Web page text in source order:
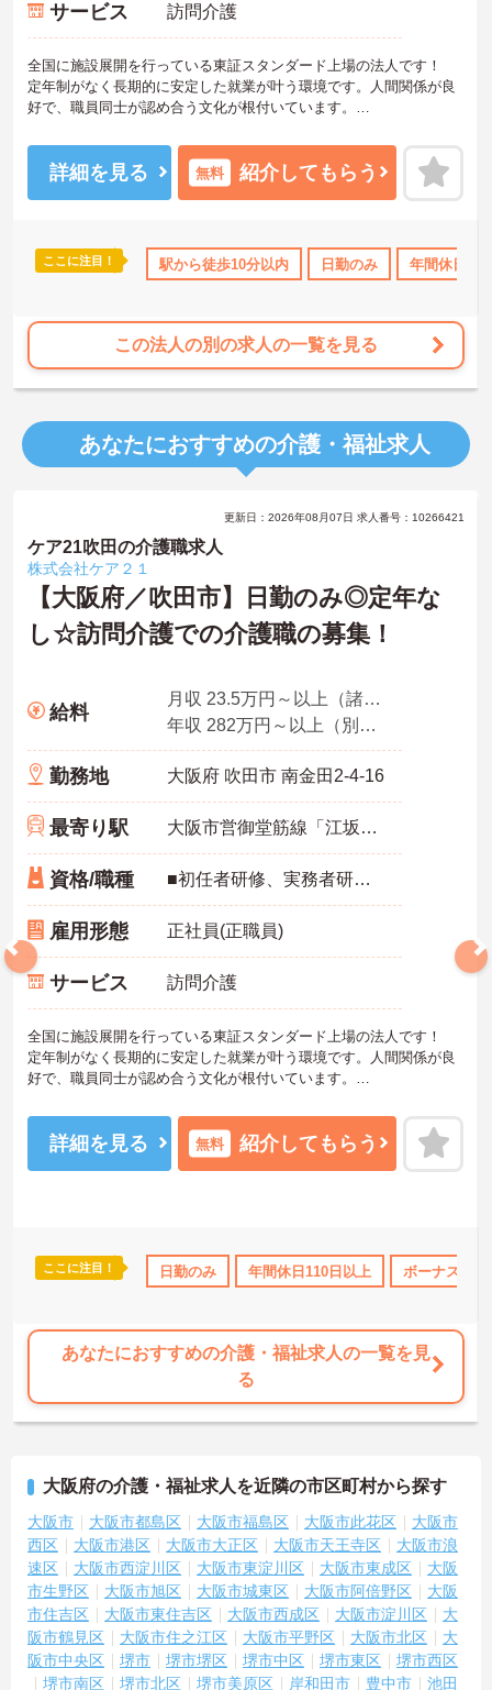
日以上 ボーナス・賞与あり 社会保険完備 交通費支給
サービス 訪問介護
全国に施設展開を行っている東証スタンダード上場の法人です！
定年制がなく長期的に安定した就業が叶う環境です。人間関係が良
好で、職員同士が認め合う文化が根付いています。
しますのでお気軽にご相談ください！
詳細を見る 無料 紹介してもらう
ここに注目！ 駅から徒歩10分以内 日勤のみ 年間休日
この法人の別の求人の一覧を見る
あなたにおすすめの介護・福祉求人
研修制度あり 産休･育休･介護休暇取得実績あり 社会保険完備
更新日：2026年08月07日 求人番号：10266421
ケア21吹田の介護職求人
株式会社ケア２１
【大阪府／吹田市】日勤のみ◎定年な
し☆訪問介護での介護職の募集！
給料
月収 23.5万円～以上（諸手当込み）
年収 282万円～以上（別途賞与付与）
勤務地 大阪府 吹田市 南金田2-4-16
最寄り駅 大阪市営御堂筋線「江坂駅」徒歩15分
資格/職種 ■初任者研修、実務者研修のいずれかをお持ちの方 ■訪問介護のご経験(年数問わず)あれば尚可
雇用形態 正社員(正職員)
サービス 訪問介護
全国に施設展開を行っている東証スタンダード上場の法人です！
定年制がなく長期的に安定した就業が叶う環境です。人間関係が良
好で、職員同士が認め合う文化が根付いています。
しますのでお気軽にご相談ください！
詳細を見る 無料 紹介してもらう
ここに注目！ 日勤のみ 年間休日110日以上 ボーナス・
あなたにおすすめの介護・福祉求人の一覧を見
る
大阪府の介護・福祉求人を近隣の市区町村から探す
大阪市 大阪市都島区 大阪市福島区 大阪市此花区
大阪市
西区
大阪市港区 大阪市大正区 大阪市天王寺区
大阪市浪
速区
大阪市西淀川区 大阪市東淀川区 大阪市東成区
大阪
市生野区
大阪市旭区 大阪市城東区 大阪市阿倍野区
大阪
市住吉区
大阪市東住吉区 大阪市西成区 大阪市淀川区
大
阪市鶴見区
大阪市住之江区 大阪市平野区 大阪市北区
大
阪市中央区
堺市 堺市堺区 堺市中区 堺市東区
堺市西区
堺市南区
堺市北区 堺市美原区 岸和田市 豊中市 池田